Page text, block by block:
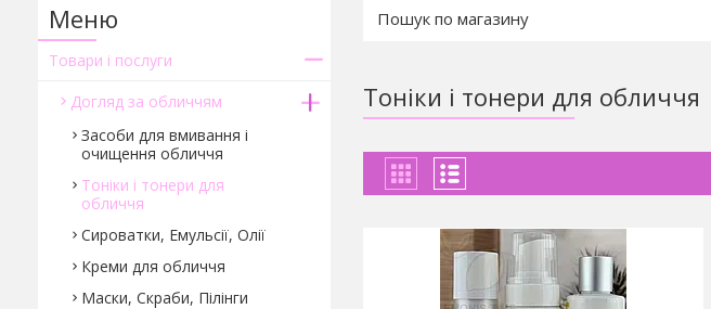
Тоніки і тонери для обличчя
Товари і послуги
Догляд за обличчям
Засоби для вмивання і
очищення обличчя
Тоніки і тонери для
обличчя
Сироватки, Емульсії, Олії
Креми для обличчя
Маски, Скраби, Пілінги